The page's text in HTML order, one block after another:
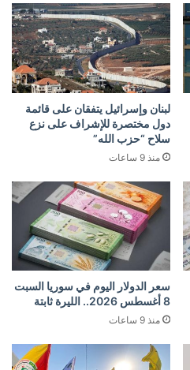
لبنان وإسرائيل يتفقان على قائمة
دول مختصرة للإشراف على نزع
سلاح “حزب الله”
منذ 9 ساعات
سعر الدولار اليوم في سوريا السبت
8 أغسطس 2026.. الليرة ثابتة
منذ 9 ساعات